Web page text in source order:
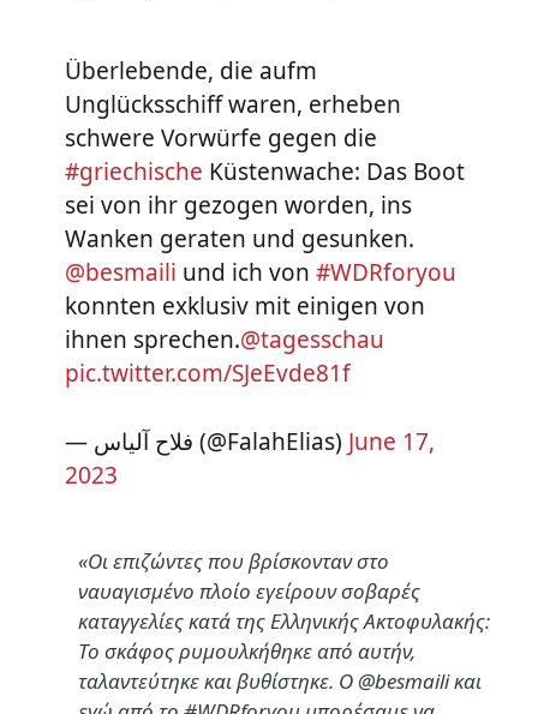
Überlebende, die aufm
Unglücksschiff waren, erheben
schwere Vorwürfe gegen die
#griechische Küstenwache: Das Boot
sei von ihr gezogen worden, ins
Wanken geraten und gesunken.
@besmaili und ich von #WDRforyou
konnten exklusiv mit einigen von
ihnen sprechen.@tagesschau
pic.twitter.com/SJeEvde81f
— فلاح آلياس (@FalahElias) June 17,
2023
«Οι επιζώντες που βρίσκονταν στο
ναυαγισμένο πλοίο εγείρουν σοβαρές
καταγγελίες κατά της Ελληνικής Ακτοφυλακής:
Το σκάφος ρυμουλκήθηκε από αυτήν,
ταλαντεύτηκε και βυθίστηκε. Ο @besmaili και